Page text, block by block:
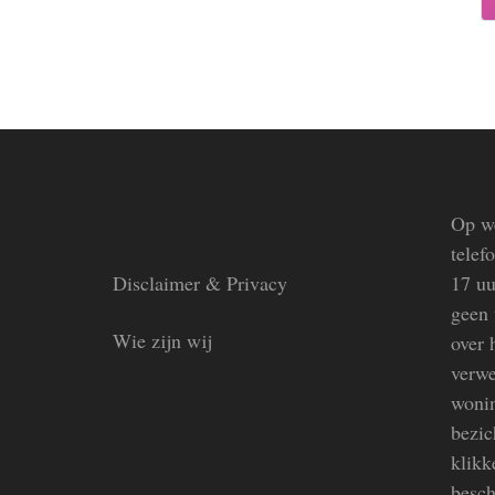
Disclaimer & Privacy
Wie zijn wij
Op
17
over